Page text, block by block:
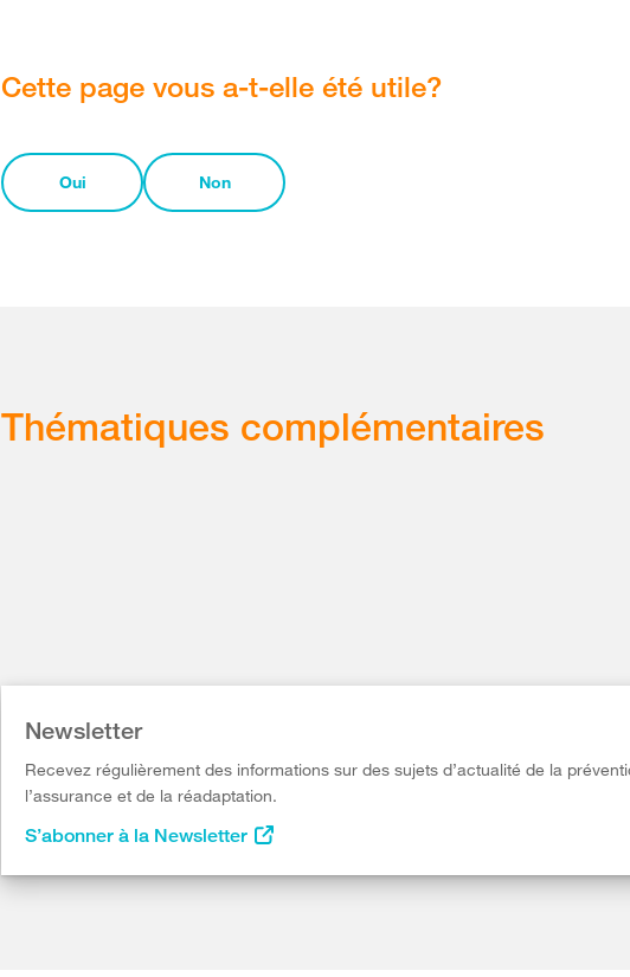
Cette page vous a-t-elle été utile?
Oui Non
Thématiques complémentaires
Newsletter
Recevez régulièrement des informations sur des sujets d’actualité de la
l’assurance et de la réadaptation.
S’abonner à la Newsletter